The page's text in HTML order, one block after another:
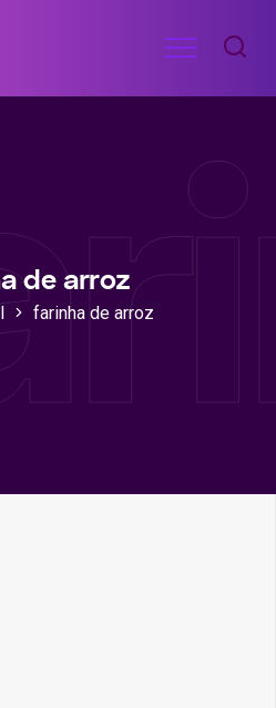
RECEITAS
ACADEMIA
Menu
de arroz
farinha de arroz